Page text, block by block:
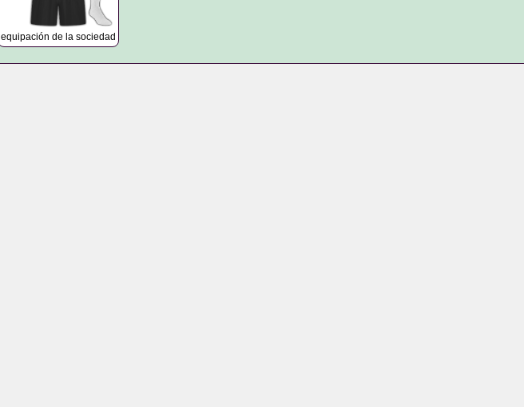
equipación de la sociedad